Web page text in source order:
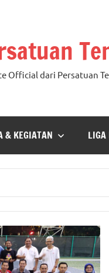
Official dari Persatuan
& KEGIATAN LIGA